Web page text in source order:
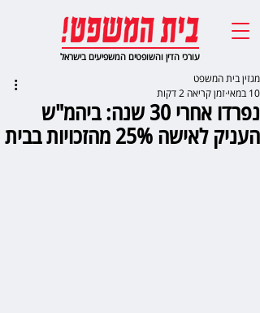
עורכי הדין והשופטים המשפיעים בישראל
נפרדו אחרי 30 שנה: ביהמ"ש
העניק לאישה 25% מהזכויות בבית
מגזין בית המשפט
10 במאי
זמן קריאה 2 דקות